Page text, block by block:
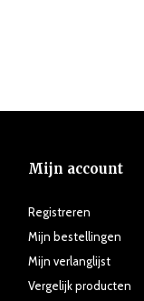
Mijn account
Registreren
Mijn bestellingen
Mijn verlanglijst
Vergelijk producten